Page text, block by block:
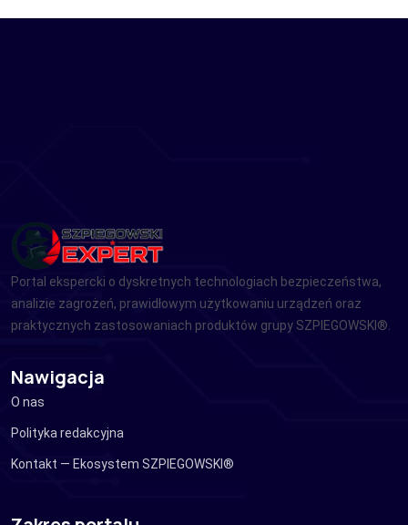
Portal ekspercki o dyskretnych technologiach bezpieczeństwa,
analizie zagrożeń, prawidłowym użytkowaniu urządzeń oraz
praktycznych zastosowaniach produktów grupy SZPIEGOWSKI®.
Nawigacja
O nas
Polityka redakcyjna
Kontakt — Ekosystem SZPIEGOWSKI®